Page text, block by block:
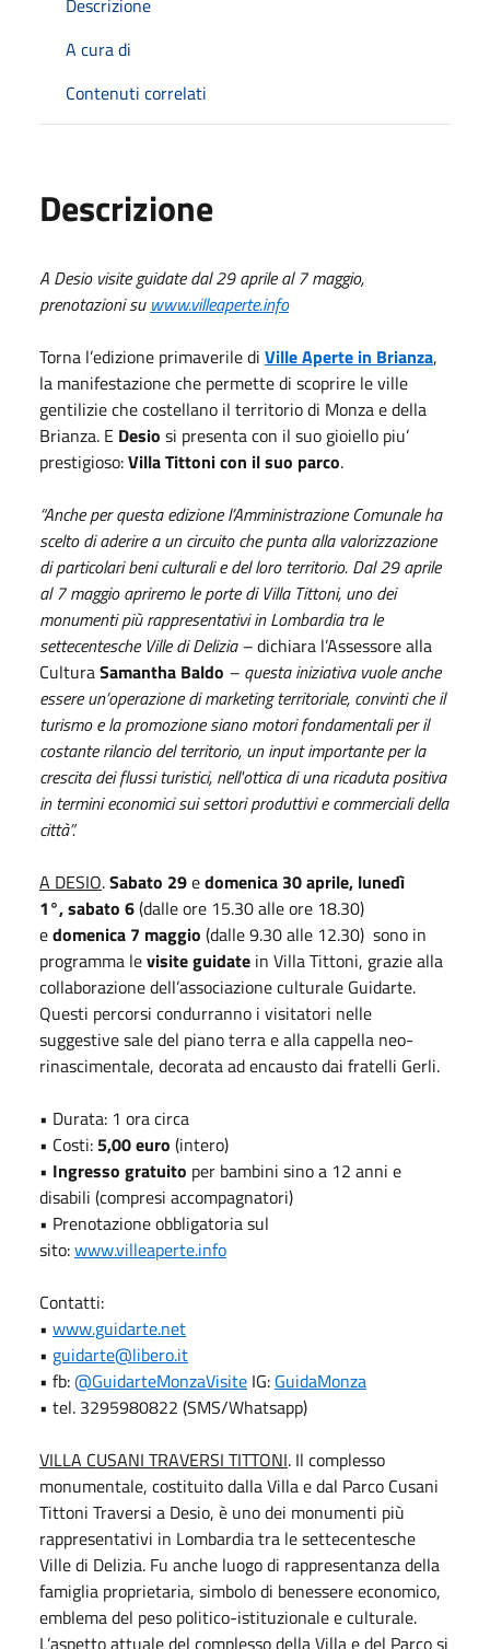
A cura di
Contenuti correlati
Descrizione
A Desio visite guidate dal 29 aprile al 7 maggio,
prenotazioni su www.villeaperte.info
Torna l’edizione primaverile di Ville Aperte in Brianza,
la manifestazione che permette di scoprire le ville
gentilizie che costellano il territorio di Monza e della
Brianza. E Desio si presenta con il suo gioiello piu’
prestigioso:Villa Tittoni con il suo parco.
“Anche per questa edizione l’Amministrazione Comunale ha
scelto di aderire a un circuito che punta alla valorizzazione
di particolari beni culturali e del loro territorio. Dal 29 aprile
al 7 maggio apriremo le porte di Villa Tittoni, uno dei
monumenti più rappresentativi in Lombardia tra le
settecentesche Ville di Delizia –dichiara l’Assessore alla
CulturaSamantha Baldo – questa iniziativa vuole anche
essere un’operazione di marketing territoriale, convinti che il
turismo e la promozione siano motori fondamentali per il
costante rilancio del territorio, un input importante per la
crescita dei flussi turistici, nell'ottica di una ricaduta positiva
in termini economici sui settori produttivi e commerciali della
città”.
A DESIO.Sabato 29edomenica 30 aprile, lunedì
1°,sabato 6(dalle ore 15.30 alle ore 18.30)
edomenica 7 maggio (dalle 9.30 alle 12.30) sono in
programma levisite guidate in Villa Tittoni, grazie alla
collaborazione dell’associazione culturale Guidarte.
Questi percorsi condurranno i visitatori nelle
suggestive sale del piano terra e alla cappella neo-
rinascimentale, decorata ad encausto dai fratelli Gerli.
• Durata: 1 ora circa
• Costi: 5,00 euro (intero)
• Ingresso gratuito per bambini sino a 12 anni e
disabili (compresi accompagnatori)
• Prenotazione obbligatoria sul
sito:www.villeaperte.info
Contatti:
• www.guidarte.net
• guidarte@libero.it
• fb:@GuidarteMonzaVisite IG: GuidaMonza
• tel. 3295980822 (SMS/Whatsapp)
VILLA CUSANI TRAVERSI TITTONI. Il complesso
monumentale, costituito dalla Villa e dal Parco Cusani
Tittoni Traversi a Desio, è uno dei monumenti più
rappresentativi in Lombardia tra le settecentesche
Ville di Delizia. Fu anche luogo di rappresentanza della
famiglia proprietaria, simbolo di benessere economico,
emblema del peso politico-istituzionale e culturale.
L’aspetto attuale del complesso della Villa e del Parco si